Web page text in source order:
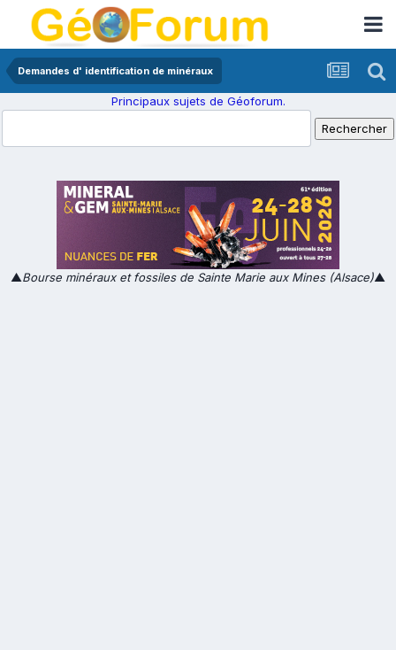
Demandes d' identification de minéraux
Principaux sujets de Géoforum.
▲Bourse minéraux et fossiles de Sainte Marie aux Mines (Alsace)▲